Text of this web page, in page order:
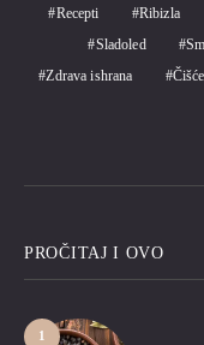
Recepti
Ribizla
Sladoled
Zdrava ishrana
PROČITAJ I OVO
1